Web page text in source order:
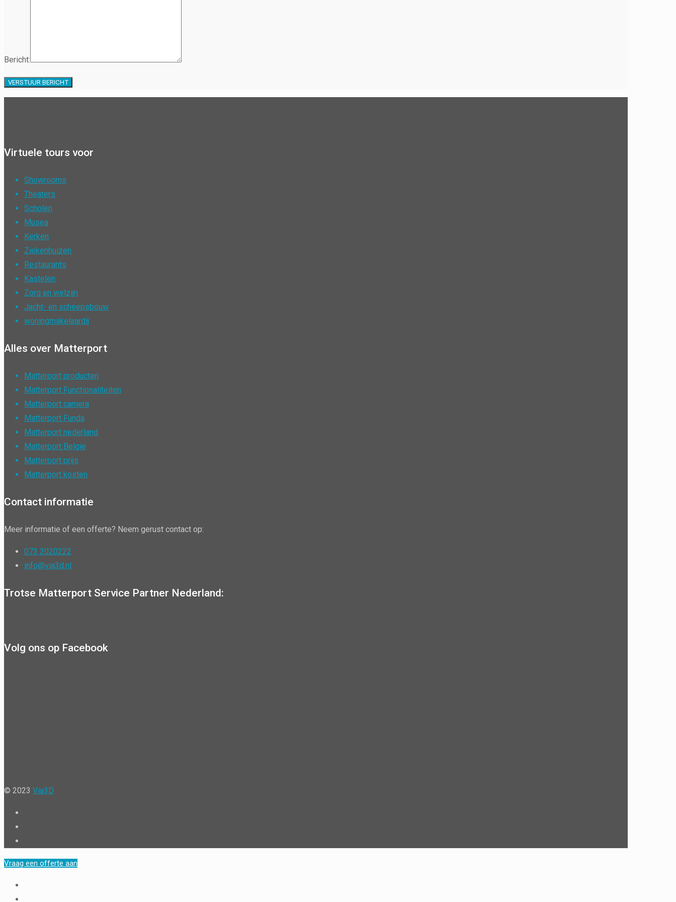
Bericht:
Virtuele tours voor
Showrooms
Theaters
Scholen
Musea
Kerken
Ziekenhuizen
Restaurants
Kastelen
Zorg en welzijn
Jacht- en scheepsbouw
woningmakelaardij
Alles over Matterport
Matterport producten
Matterport Functionaliteiten
Matterport camera
Matterport Funda
Matterport nederland
Matterport Belgie
Matterport prijs
Matterport kosten
Contact informatie
Meer informatie of een offerte? Neem gerust contact op:
073 2020222
info@via3d.nl
Trotse Matterport Service Partner Nederland:
Volg ons op Facebook
© 2023 Via3D
Vraag een offerte aan